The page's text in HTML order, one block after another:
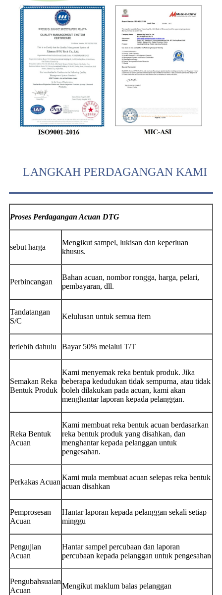
LANGKAH PERDAGANGAN KAMI
Proses Perdagangan Acuan DTG
sebut harga
Mengikut sampel, lukisan dan keperluan
khusus.
Perbincangan
Bahan acuan, nombor rongga, harga, pelari,
pembayaran, dll.
Tandatangan
S/C
Kelulusan untuk semua item
terlebih dahulu Bayar 50% melalui T/T
Semakan Reka
Bentuk Produk
Kami menyemak reka bentuk produk. Jika
beberapa kedudukan tidak sempurna, atau tidak
boleh dilakukan pada acuan, kami akan
menghantar laporan kepada pelanggan.
Reka Bentuk
Acuan
Kami membuat reka bentuk acuan berdasarkan
reka bentuk produk yang disahkan, dan
menghantar kepada pelanggan untuk
pengesahan.
Perkakas Acuan
Kami mula membuat acuan selepas reka bentuk
acuan disahkan
Pemprosesan
Acuan
Hantar laporan kepada pelanggan sekali setiap
minggu
Pengujian
Acuan
Hantar sampel percubaan dan laporan
percubaan kepada pelanggan untuk pengesahan
Pengubahsuaian
Acuan
Mengikut maklum balas pelanggan